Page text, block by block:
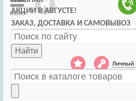
АКЦИИ В АВГУСТЕ!
ЗАКАЗ, ДОСТАВКА И САМОВЫВОЗ
Найти
Личный